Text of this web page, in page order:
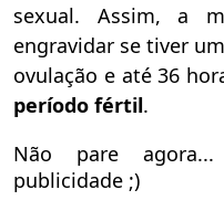
sexual. Assim, a
engravidar se tiver
ovulação e até 36
período fértil.
Não pare
publicidade ;)